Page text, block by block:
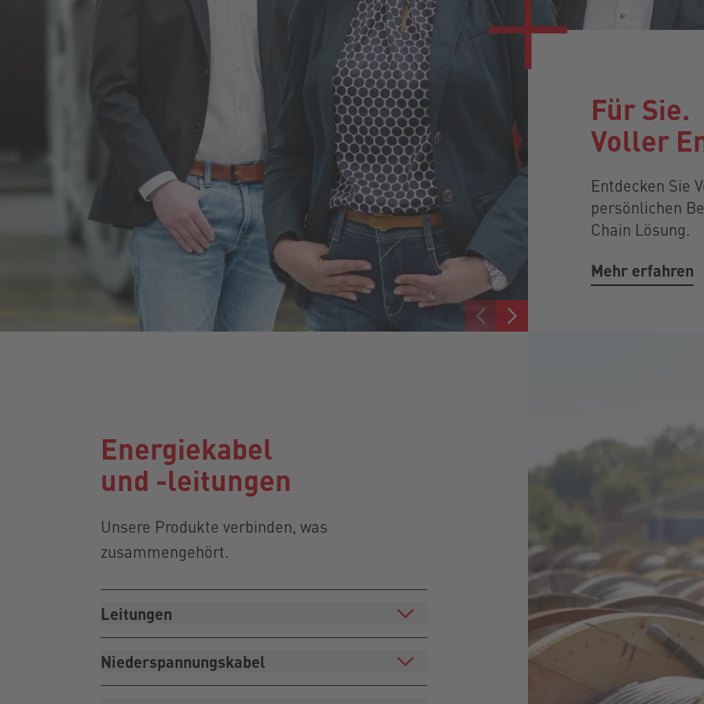
Für Sie.
Voller
Entdecken Sie
persönlichen
Chain Lösung.
Mehr erfahren
Energiekabel
und -leitungen
Unsere Produkte verbinden, was
zusammengehört.
Leitungen
Ob für Kunden aus der
Niederspannungskabel